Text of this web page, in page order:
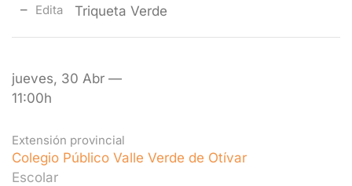
Edita Triqueta Verde
jueves, 30 Abr —
11:00h
Extensión provincial
Colegio Público Valle Verde de Otívar
Escolar